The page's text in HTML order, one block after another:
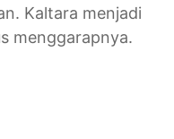
Kaltara menjadi
menggarapnya.